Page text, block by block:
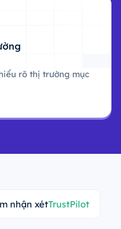
rõ thị trường mục
nhận xétTrustPilot